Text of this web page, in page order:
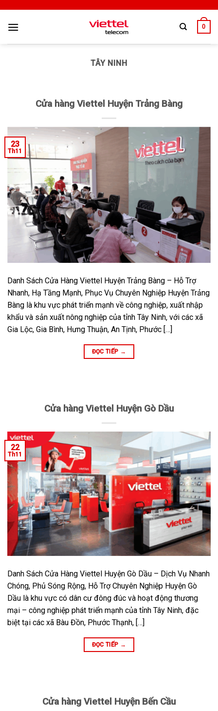
0
TÂY NINH
Cửa hàng Viettel Huyện Trảng Bàng
23
Th11
Danh Sách Cửa Hàng Viettel Huyện Trảng Bàng – Hỗ Trợ
Nhanh, Hạ Tầng Mạnh, Phục Vụ Chuyên Nghiệp Huyện Trảng
Bàng là khu vực phát triển mạnh về công nghiệp, xuất nhập
khẩu và sản xuất nông nghiệp của tỉnh Tây Ninh, với các xã
Gia Lộc, Gia Bình, Hưng Thuận, An Tịnh, Phước […]
ĐỌC TIẾP →
Cửa hàng Viettel Huyện Gò Dầu
22
Th11
Danh Sách Cửa Hàng Viettel Huyện Gò Dầu – Dịch Vụ Nhanh
Chóng, Phủ Sóng Rộng, Hỗ Trợ Chuyên Nghiệp Huyện Gò
Dầu là khu vực có dân cư đông đúc và hoạt động thương
mại – công nghiệp phát triển mạnh của tỉnh Tây Ninh, đặc
biệt tại các xã Bàu Đồn, Phước Thạnh, […]
ĐỌC TIẾP →
Cửa hàng Viettel Huyện Bến Cầu